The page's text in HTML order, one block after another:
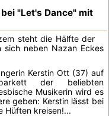
"Let's Dance" mit
steht die Hälfte der
sich neben Nazan Eckes
Kerstin Ott (37) auf
der beliebten
Musikerin wird es
geben: Kerstin lässt bei
Hüften kreisen!...